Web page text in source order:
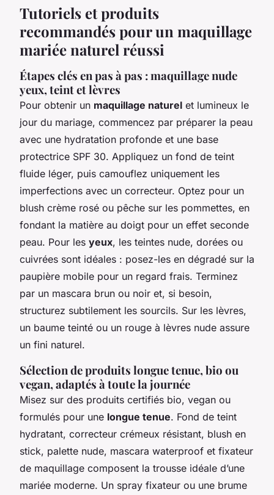
Tutoriels et produits
recommandés pour un maquillage
mariée naturel réussi
Étapes clés en pas à pas : maquillage nude
yeux, teint et lèvres
Pour obtenir un maquillage naturel et lumineux le
jour du mariage, commencez par préparer la peau
avec une hydratation profonde et une base
protectrice SPF 30. Appliquez un fond de teint
fluide léger, puis camouflez uniquement les
imperfections avec un correcteur. Optez pour un
blush crème rosé ou pêche sur les pommettes, en
fondant la matière au doigt pour un effet seconde
peau. Pour les yeux, les teintes nude, dorées ou
cuivrées sont idéales : posez-les en dégradé sur la
paupière mobile pour un regard frais. Terminez
par un mascara brun ou noir et, si besoin,
structurez subtilement les sourcils. Sur les lèvres,
un baume teinté ou un rouge à lèvres nude assure
un fini naturel.
Sélection de produits longue tenue, bio ou
vegan, adaptés à toute la journée
Misez sur des produits certifiés bio, vegan ou
formulés pour une longue tenue. Fond de teint
hydratant, correcteur crémeux résistant, blush en
stick, palette nude, mascara waterproof et fixateur
de maquillage composent la trousse idéale d’une
mariée moderne. Un spray fixateur ou une brume